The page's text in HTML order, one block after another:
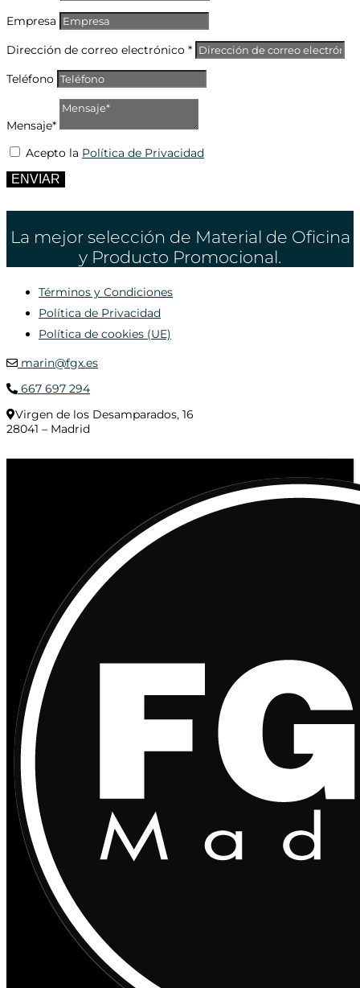
Empresa
Dirección de correo electrónico *
Teléfono
Mensaje*
Acepto la Política de Privacidad
ENVIAR
La mejor selección de Material de Oficina
y Producto Promocional.
Términos y Condiciones
Política de Privacidad
Política de cookies (UE)
marin@fgx.es
667 697 294
Virgen de los Desamparados, 16
28041 – Madrid